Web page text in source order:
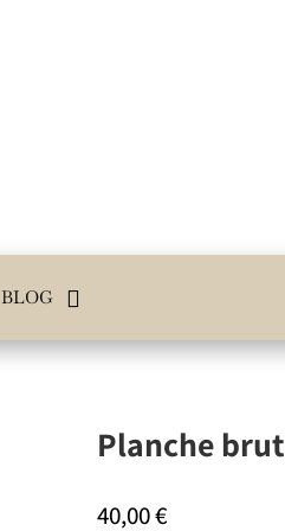
BLOG
Planche brut
40,00€